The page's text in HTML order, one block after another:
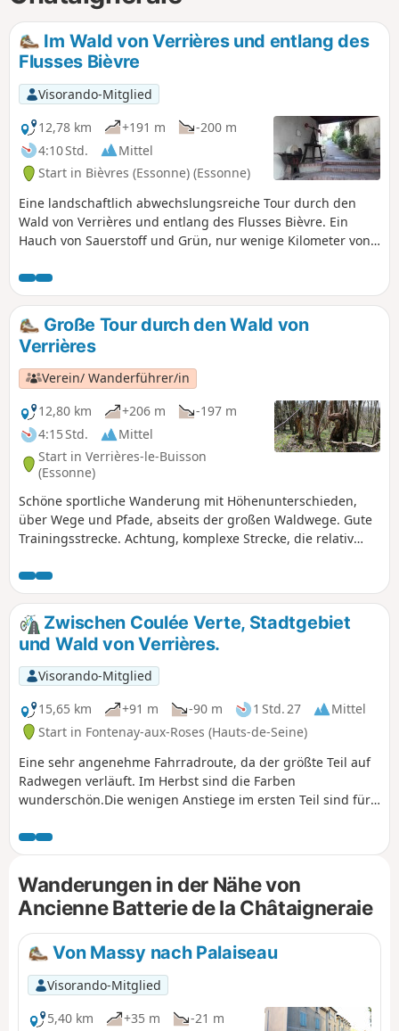
Im Wald von Verrières und entlang des
Flusses Bièvre
Visorando-Mitglied
12,78 km
+191 m
-200 m
4:10 Std.
Mittel
Start in Bièvres (Essonne) (Essonne)
Eine landschaftlich abwechslungsreiche Tour durch den
Wald von Verrières und entlang des Flusses Bièvre. Ein
Hauch von Sauerstoff und Grün, nur wenige Kilometer von
Große Tour durch den Wald von
Verrières
Verein/ Wanderführer/in
12,80 km
+206 m
-197 m
4:15 Std.
Mittel
Start in Verrières-le-Buisson
(Essonne)
Schöne sportliche Wanderung mit Höhenunterschieden,
über Wege und Pfade, abseits der großen Waldwege. Gute
Trainingsstrecke. Achtung, komplexe Strecke, die relativ
können Sie Rehe auf der Straße sehen. Die Route ist
vorzugsweise im Sommer begehbar (oder das ganze Jahr
über, wenn Sie sich nicht an Wasser und Schlamm stören).
Zwischen Coulée Verte, Stadtgebiet
und Wald von Verrières.
Visorando-Mitglied
15,65 km
+91 m -90 m 1 Std. 27
Mittel
Start in Fontenay-aux-Roses (Hauts-de-Seine)
Eine sehr angenehme Fahrradroute, da der größte Teil auf
Radwegen verläuft. Im Herbst sind die Farben
wunderschön.Die wenigen Anstiege im ersten Teil sind für
am wenigsten schwierigen Strecken zum Wald von
Verrières darstellt, gut zu bewältigen. Die Strecke ist auch
für alle, die seltener Rad fahren, von angemessener Länge,
kann aber im Wald ganz einfach verlängert werden.
Wanderungen in der Nähe von
Ancienne Batterie de la Châtaigneraie
Von Massy nach Palaiseau
Visorando-Mitglied
5,40 km
+35 m
-21 m